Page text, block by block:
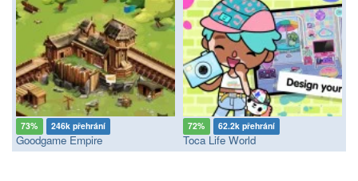
73% 246k přehrání
Goodgame Empire
72% 62.2k přehrání
Toca Life World